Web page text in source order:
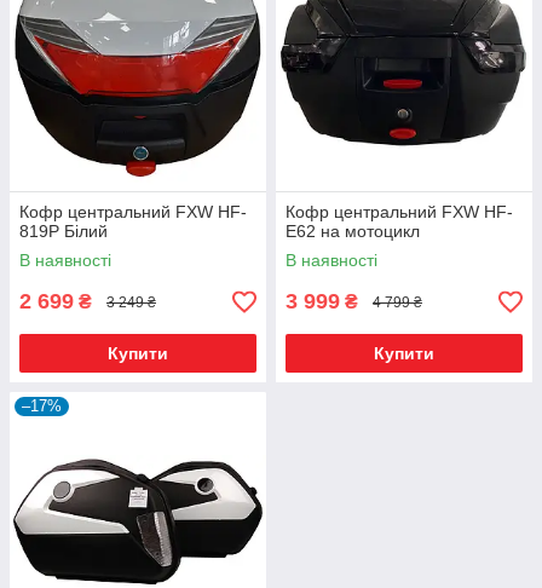
Кофр центральний FXW HF-
819P Білий
В наявності
2 699 ₴ 3 249 ₴
Купити
Кофр центральний FXW HF-
E62 на мотоцикл
В наявності
3 999 ₴ 4 799 ₴
Купити
–17%